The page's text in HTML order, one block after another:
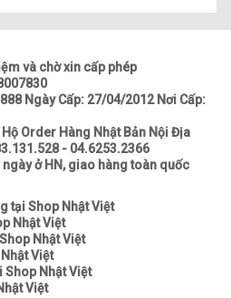
và chờ xin cấp phép
Ngày Cấp: 27/04/2012 Nơi Cấp:
Order Hàng Nhật Bản Nội Địa
- 04.6253.2366
ở HN, giao hàng toàn quốc
tại Shop Nhật Việt
Nhật Việt
Nhật Việt
Việt
Shop Nhật Việt
Việt